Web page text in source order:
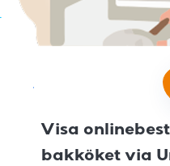
Visa
bakköket via